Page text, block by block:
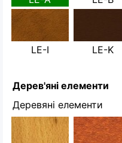
LE-I LE-K
Дерев'яні елементи
Деревяні елементи